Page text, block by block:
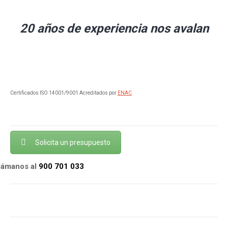
20 años de experiencia nos avalan
Certificados ISO 14001/9001 Acreditados por ENAC
Solicita un presupuesto
al 900 701 033